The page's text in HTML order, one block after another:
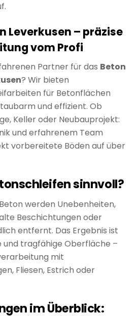
Leverkusen – präzise
vom Profi
Partner für das Beton
? Wir bieten
für Betonflächen
und effizient. Ob
Keller oder Neubauprojekt:
und erfahrenem Team
vorbereitete Böden auf über
sinnvoll?
werden Unebenheiten,
Beschichtungen oder
entfernt. Das Ergebnis ist
und tragfähige Oberfläche –
mit
Fliesen, Estrich oder
im Überblick: